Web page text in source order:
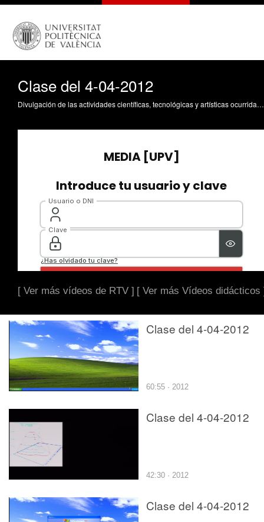
Clase del 4-04-2012
Divulgación de las actividades científicas, tecnológicas y artísticas ocurridas en los tres campus de la UPV
[ Ver más vídeos de RTV ] [ Ver más Vídeos didácticos
Clase del 4-04-2012
60:55 · 2012
Clase del 4-04-2012
42:30 · 2012
Clase del 4-04-2012